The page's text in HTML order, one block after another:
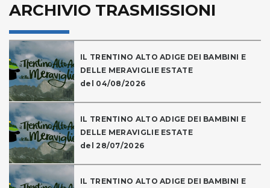
ARCHIVIO TRASMISSIONI
IL TRENTINO ALTO ADIGE DEI BAMBINI E
DELLE MERAVIGLIE ESTATE
del 04/08/2026
IL TRENTINO ALTO ADIGE DEI BAMBINI E
DELLE MERAVIGLIE ESTATE
del 28/07/2026
IL TRENTINO ALTO ADIGE DEI BAMBINI E